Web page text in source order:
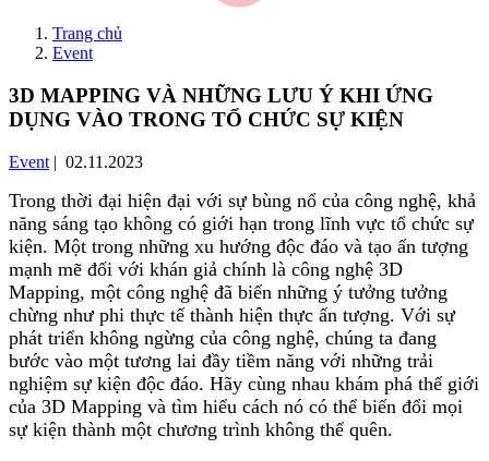
Trang chủ
Event
3D MAPPING VÀ NHỮNG LƯU Ý KHI ỨNG
DỤNG VÀO TRONG TỔ CHỨC SỰ KIỆN
Event | 02.11.2023
Trong thời đại hiện đại với sự bùng nổ của công nghệ, khả
năng sáng tạo không có giới hạn trong lĩnh vực tổ chức sự
kiện. Một trong những xu hướng độc đáo và tạo ấn tượng
mạnh mẽ đối với khán giả chính là công nghệ 3D
Mapping, một công nghệ đã biến những ý tưởng tưởng
chừng như phi thực tế thành hiện thực ấn tượng. Với sự
phát triển không ngừng của công nghệ, chúng ta đang
bước vào một tương lai đầy tiềm năng với những trải
nghiệm sự kiện độc đáo. Hãy cùng nhau khám phá thế giới
của 3D Mapping và tìm hiểu cách nó có thể biến đổi mọi
sự kiện thành một chương trình không thể quên.